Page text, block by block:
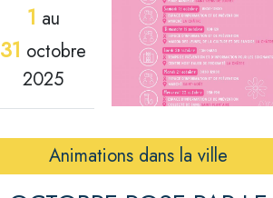
1 au
31 octobre
2025
Animations dans la ville